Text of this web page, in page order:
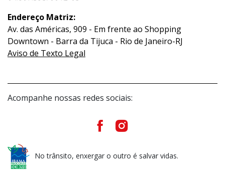
Endereço Matriz:
Av. das Américas, 909 - Em frente ao Shopping
Downtown - Barra da Tijuca - Rio de Janeiro-RJ
Aviso de Texto Legal
Acompanhe nossas redes sociais:
No trânsito, enxergar o outro é salvar vidas.